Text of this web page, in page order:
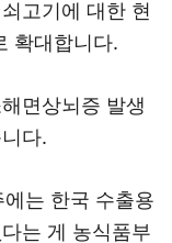
고기에 대한 현
확대합니다.
면상뇌증 발생
다.
는 한국 수출용
는 게 농식품부